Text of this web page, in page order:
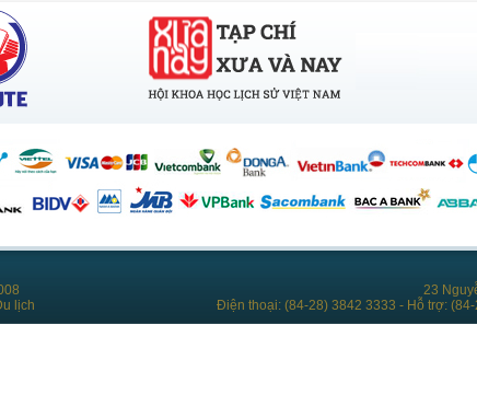
23
Điện thoại: (84-28) 3842 3333 - Hỗ trợ:
lịch